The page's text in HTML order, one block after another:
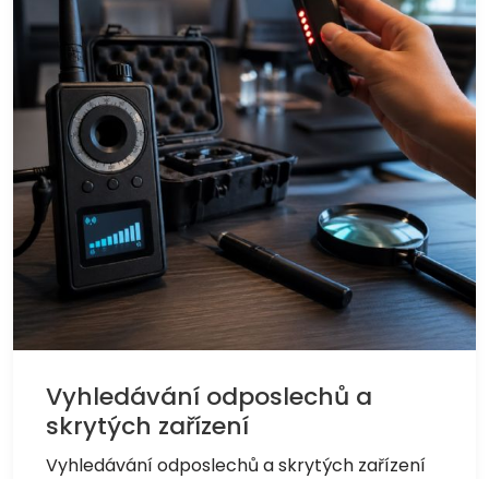
Vyhledávání odposlechů a
skrytých zařízení
Vyhledávání odposlechů a skrytých zařízení